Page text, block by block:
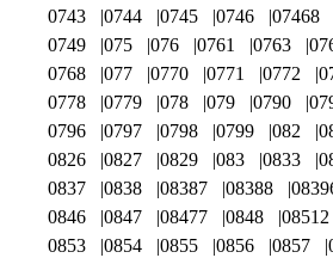
0743
0744 0745 0746 07468
0749
075 076 0761 0763
0768
077 0770 0771 0772
0778
0779 078 079 0790
0796
0797 0798 0799 082
0826
0827 0829 083 0833
0837
0838 08387 08388
0846
0847 08477 0848 08512
0853
0854 0855 0856 0857